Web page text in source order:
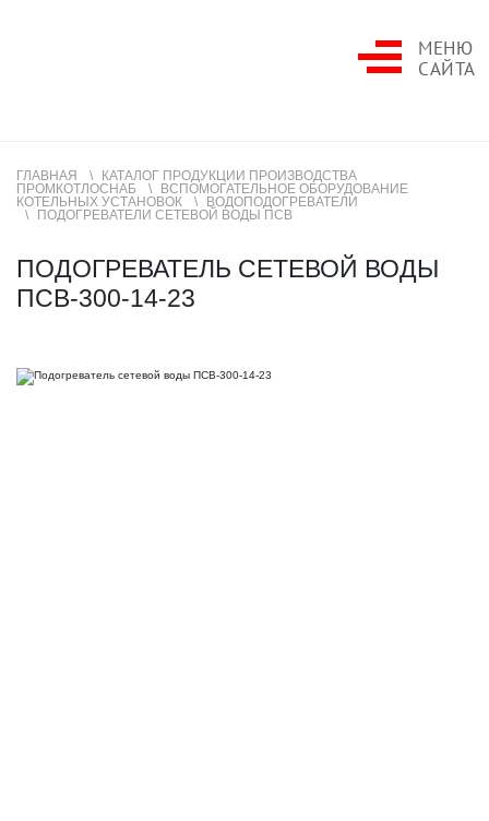
МЕНЮ
САЙТА
ГЛАВНАЯ
КАТАЛОГ ПРОДУКЦИИ ПРОИЗВОДСТВА
ПРОМКОТЛОСНАБ
ВСПОМОГАТЕЛЬНОЕ ОБОРУДОВАНИЕ
КОТЕЛЬНЫХ УСТАНОВОК
ВОДОПОДОГРЕВАТЕЛИ
ПОДОГРЕВАТЕЛИ СЕТЕВОЙ ВОДЫ ПСВ
ПОДОГРЕВАТЕЛЬ СЕТЕВОЙ ВОДЫ
ПСВ-300-14-23